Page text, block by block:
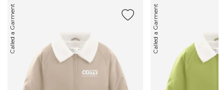
Called a Garment Called a Garment